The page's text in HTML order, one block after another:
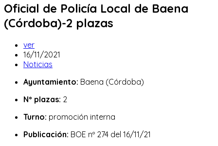
Oficial de Policía Local de Baena
(Córdoba)-2 plazas
Autor
de
la
ver
Publicación
de
entrada:
16/11/2021
Categoría
la
Noticias
Ayuntamiento: Baena (Córdoba)
Nº plazas: 2
Turno: promoción interna
Publicación: BOE nº 274 del 16/11/21